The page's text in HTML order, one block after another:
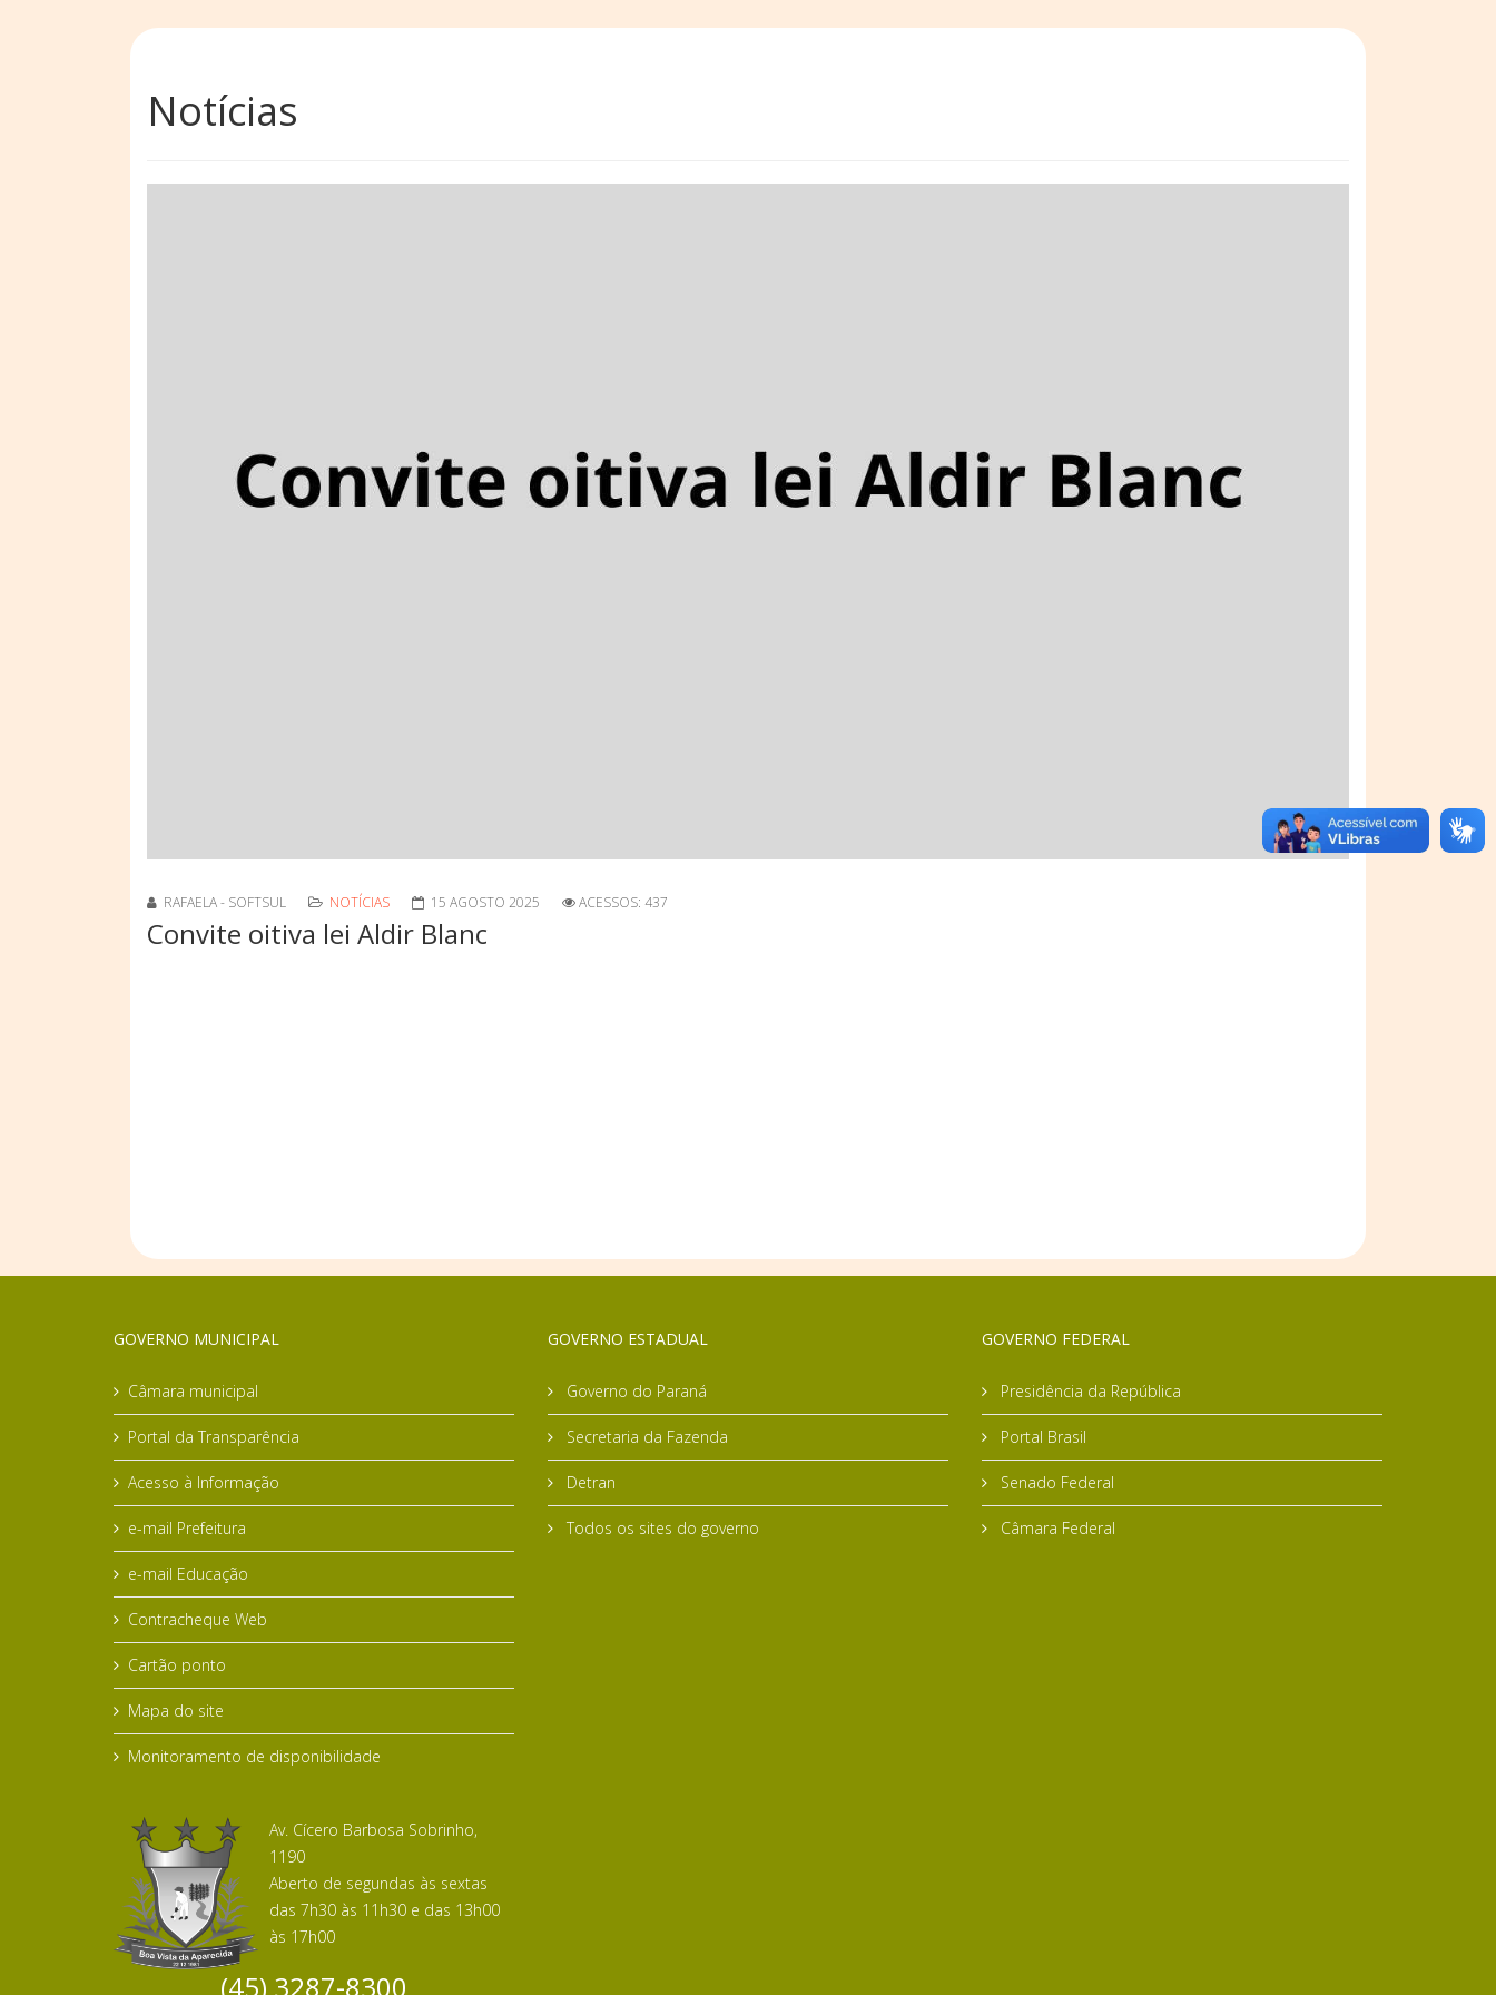
Notícias
RAFAELA - SOFTSUL NOTÍCIAS 15 AGOSTO 2025 ACESSOS: 437
Convite oitiva lei Aldir Blanc
GOVERNO MUNICIPAL
Câmara municipal
Portal da Transparência
Acesso à Informação
e-mail Prefeitura
e-mail Educação
Contracheque Web
Cartão ponto
Mapa do site
Monitoramento de disponibilidade
Av. Cícero Barbosa Sobrinho,
1190
Aberto de segundas às sextas
das 7h30 às 11h30 e das 13h00
às 17h00
(45) 3287-8300
GOVERNO ESTADUAL
Governo do Paraná
Secretaria da Fazenda
Detran
Todos os sites do governo
GOVERNO FEDERAL
Presidência da República
Portal Brasil
Senado Federal
Câmara Federal